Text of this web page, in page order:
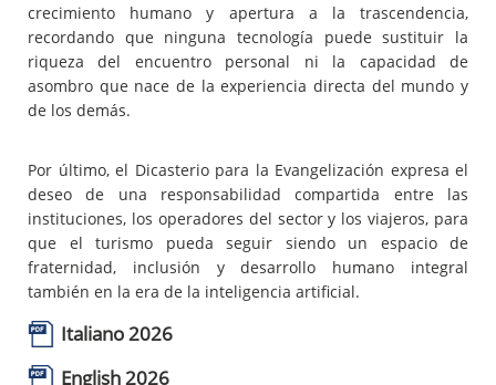
crecimiento humano y apertura a la trascendencia,
recordando que ninguna tecnología puede sustituir la
riqueza del encuentro personal ni la capacidad de
asombro que nace de la experiencia directa del mundo y
de los demás.
Por último, el Dicasterio para la Evangelización expresa el
deseo de una responsabilidad compartida entre las
instituciones, los operadores del sector y los viajeros, para
que el turismo pueda seguir siendo un espacio de
fraternidad, inclusión y desarrollo humano integral
también en la era de la inteligencia artificial.
Italiano 2026
English 2026